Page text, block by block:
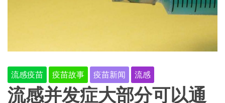
流感疫苗 疫苗故事 疫苗新闻 流感
流感并发症大部分可以通